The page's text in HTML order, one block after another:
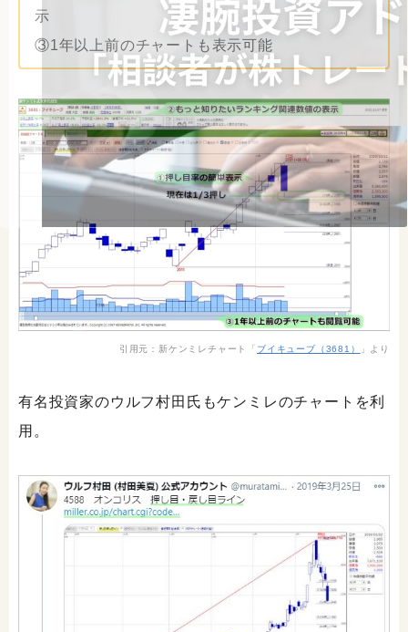
示
③1年以上前のチャートも表示可能
引用元：新ケンミレチャート「 ブイキューブ（3681） 」より
有名投資家のウルフ村田氏もケンミレのチャートを利
用。